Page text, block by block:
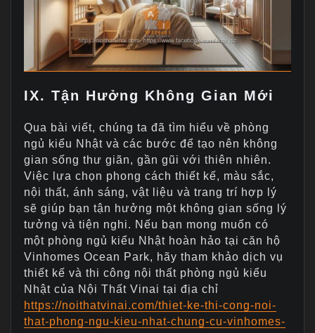
IX. Tận Hưởng Không Gian Mới
Qua bài viết, chúng ta đã tìm hiểu về phòng
ngủ kiểu Nhật và các bước để tạo nên không
gian sống thư giãn, gần gũi với thiên nhiên.
Việc lựa chọn phong cách thiết kế, màu sắc,
nội thất, ánh sáng, vật liệu và trang trí hợp lý
sẽ giúp bạn tận hưởng một không gian sống lý
tưởng và tiện nghi. Nếu bạn mong muốn có
một phòng ngủ kiểu Nhật hoàn hảo tại căn hộ
Vinhomes Ocean Park, hãy tham khảo dịch vụ
thiết kế và thi công nội thất phòng ngủ kiểu
Nhật của Nội Thất Vinai tại địa chỉ
https://noithatvinai.com/thiet-ke-thi-cong-noi-
that-phong-ngu-kieu-nhat-chung-cu-vinhomes-